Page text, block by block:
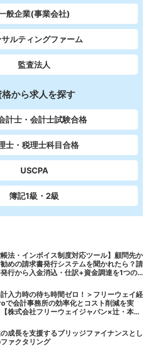
般企業(事業会社)
サルティングファーム
監査法人
格から求人を探す
計士・会計士試験合格
士・税理士科目合格
USCPA
簿記1級・2級
帳法・インボイス制度対応ツール】顧問先か
めの請求書発行システムを聞かれたら？請
行から入金消込・仕訳+資金調達を1つの
計入力時の待ち時間ゼロ！＞フリーウェイ経
で会計事務所の効率化とコスト削減を実
株式会社フリーウェイジャパン×辻・本郷
成長を支援するブリッジファイナンスとし
ァクタリング